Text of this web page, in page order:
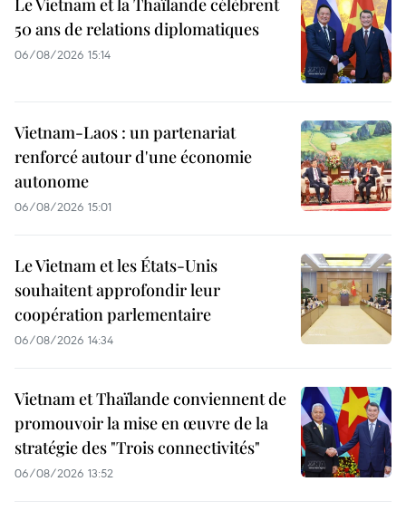
Le Vietnam et la Thaïlande célèbrent
50 ans de relations diplomatiques
06/08/2026 15:14
Vietnam-Laos : un partenariat
renforcé autour d'une économie
autonome
06/08/2026 15:01
Le Vietnam et les États-Unis
souhaitent approfondir leur
coopération parlementaire
06/08/2026 14:34
Vietnam et Thaïlande conviennent de
promouvoir la mise en œuvre de la
stratégie des "Trois connectivités"
06/08/2026 13:52